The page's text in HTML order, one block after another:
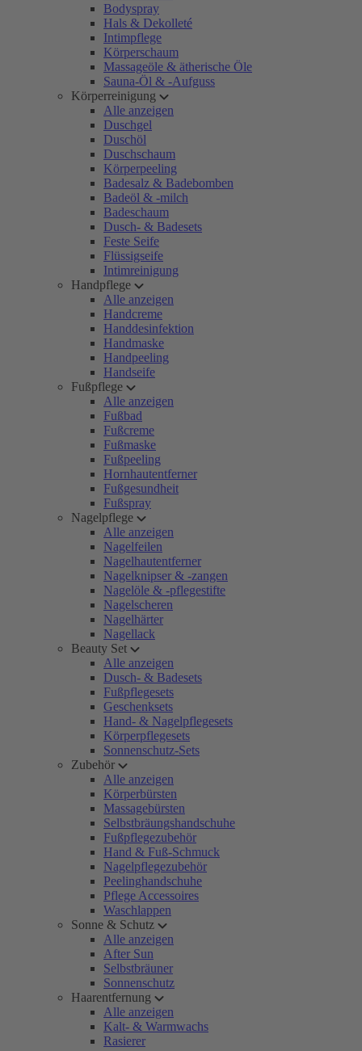
Bodyspray
Hals & Dekolleté
Intimpflege
Körperschaum
Massageöle & ätherische Öle
Sauna-Öl & -Aufguss
Körperreinigung
Alle anzeigen
Duschgel
Duschöl
Duschschaum
Körperpeeling
Badesalz & Badebomben
Badeöl & -milch
Badeschaum
Dusch- & Badesets
Feste Seife
Flüssigseife
Intimreinigung
Handpflege
Alle anzeigen
Handcreme
Handdesinfektion
Handmaske
Handpeeling
Handseife
Fußpflege
Alle anzeigen
Fußbad
Fußcreme
Fußmaske
Fußpeeling
Hornhautentferner
Fußgesundheit
Fußspray
Nagelpflege
Alle anzeigen
Nagelfeilen
Nagelhautentferner
Nagelknipser & -zangen
Nagelöle & -pflegestifte
Nagelscheren
Nagelhärter
Nagellack
Beauty Set
Alle anzeigen
Dusch- & Badesets
Fußpflegesets
Geschenksets
Hand- & Nagelpflegesets
Körperpflegesets
Sonnenschutz-Sets
Zubehör
Alle anzeigen
Körperbürsten
Massagebürsten
Selbstbräungshandschuhe
Fußpflegezubehör
Hand & Fuß-Schmuck
Nagelpflegezubehör
Peelinghandschuhe
Pflege Accessoires
Waschlappen
Sonne & Schutz
Alle anzeigen
After Sun
Selbstbräuner
Sonnenschutz
Haarentfernung
Alle anzeigen
Kalt- & Warmwachs
Rasierer